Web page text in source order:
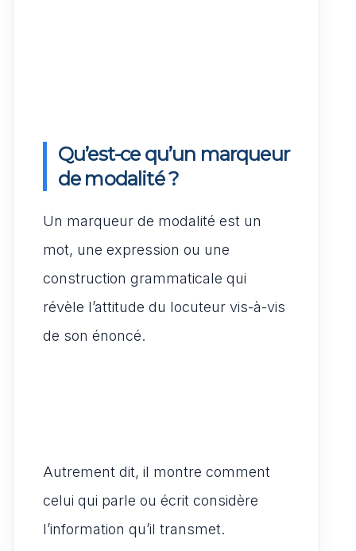
Qu’est-ce qu’un marqueur
de modalité ?
Un marqueur de modalité est un
mot, une expression ou une
construction grammaticale qui
révèle l’attitude du locuteur vis-à-vis
de son énoncé.
Autrement dit, il montre comment
celui qui parle ou écrit considère
l’information qu’il transmet.